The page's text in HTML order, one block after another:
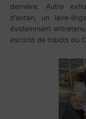
dernière. Autre
d’antan, un lave-
évidemment
escorté de robots du